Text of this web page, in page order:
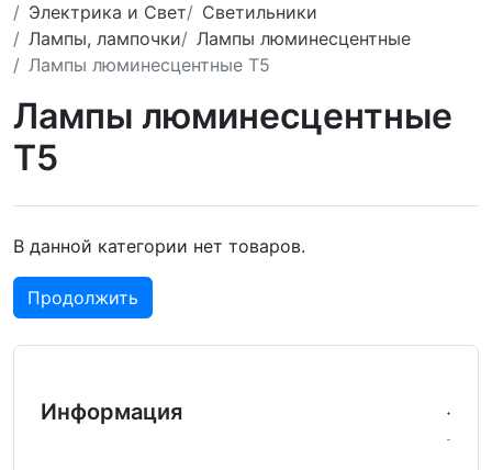
Электрика и Свет
Светильники
Лампы, лампочки
Лампы люминесцентные
Лампы люминесцентные T5
Лампы люминесцентные
T5
В данной категории нет товаров.
Продолжить
Информация